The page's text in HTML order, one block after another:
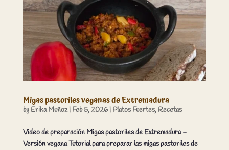
Migas pastoriles veganas de Extremadura
by Erika Muñoz| Feb 5, 2026| Platos Fuertes, Recetas
Video de preparación Migas pastoriles de Extremadura –
Versión vegana Tutorial para preparar las migas pastoriles de